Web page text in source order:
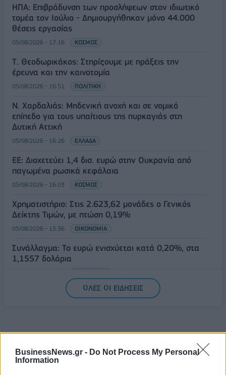
BusinessNews.gr - Do Not Process My Personal
Information
ΗΠΑ: Επιβράδυνση των προσλήψεων στον ιδιωτικό
τομέα τον Ιούλιο - Δημιουργήθηκαν μόνο 44.000
θέσεις εργασίας
05/08/2026 - 17:16 ΚΟΣΜΟΣ
Τ. Θεοδωρικάκος: Στηρίζουμε με πράξεις την
έρευνα και την καινοτομία
05/08/2026 - 16:51 ΠΟΛΙΤΙΚΗ
Ν. Χαρδαλιάς: Μηδενική ανοχή και σε νομικό
επίπεδο για τους υπαίτιους της πυρκαγιάς στη
Δυτική Αττική
05/08/2026 - 16:26 ΕΛΛΑΔΑ
ΕΕ: Διοχετεύει 1,4 δισ. ευρώ στην Ουκρανία από
παγωμένα ρωσικά κεφάλαια
05/08/2026 - 16:03 ΚΟΣΜΟΣ
Χρηματιστήριο: Στις 2.623,62 μονάδες ο Γενικός
Δείκτης Τιμών, με πτώση 0,19%
05/08/2026 - 15:36 ΟΙΚΟΝΟΜΙΑ
Συνάλλαγμα: Το ευρώ ενισχύεται κατά 0,20%, στα
1,1557 δολάρια
ΟΛΕΣ ΟΙ ΕΙΔΗΣΕΙΣ